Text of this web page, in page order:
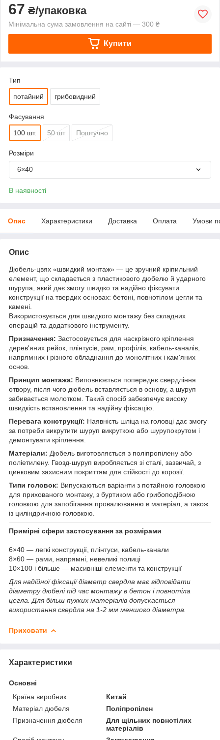
67 ₴/упаковка
Мінімальна сума замовлення на сайті — 300 ₴
Купити
Тип
потайний грибовидний
Фасування
100 шт. 50 шт Поштучно
Розміри
6×40
В наявності
Опис Характеристики Доставка Оплата Умови
Опис
Дюбель-цвях «швидкий монтаж» — це зручний кріпильний
елемент, що складається з пластикового дюбелю й ударного
шурупа, який дає змогу швидко та надійно фіксувати
конструкції на твердих основах: бетоні, повнотілом цегли та
камені.
Використовується для швидкого монтажу без складних
операцій та додаткового інструменту.
Призначення: Застосовується для наскрізного кріплення
дерев'яних рейок, плінтусів, рам, профілів, кабель-каналів,
напрямних і різного обладнання до монолітних і кам'яних
основ.
Принцип монтажа: Виповнюється попереднє свердління
отвору, після чого дюбель вставляється в основу, а шуруп
забивається молотком. Такий спосіб забезпечує високу
швидкість встановлення та надійну фіксацію.
Перевага конструкції: Наявність шліца на головці дає змогу
за потреби викрутити шуруп викруткою або шурупокрутом і
демонтувати кріплення.
Матеріали: Дюбель виготовляється з поліпропілену або
поліетилену. Гвозд-шуруп виробляється зі сталі, зазвичай, з
цинковим захисним покриттям для стійкості до корозії.
Типи головок: Випускаються варіанти з потайною головкою
для прихованого монтажу, з буртиком або грибоподібною
головкою для запобігання провалюванню в матеріал, а також
із циліндричною головкою.
Примірні сфери застосування за розмірами
6×40 — легкі конструкції, плінтуси, кабель-канали
8×60 — рами, напрямні, невеликі полиці
10×100 і більше — масивніші елементи та конструкції
Для надійної фіксації діаметр свердла має відповідати
діаметру дюбелі під час монтажу в бетон і повнотіла
цегла. Для більш пухких матеріалів допускається
використання свердла на 1-2 мм меншого діаметра.
Приховати
Характеристики
Основні
Країна виробник
Китай
Матеріал дюбеля
Поліпропілен
Призначення дюбеля
Для щільних повнотілих
матеріалів